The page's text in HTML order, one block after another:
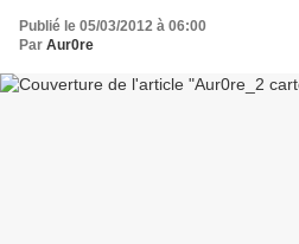
Publié le 05/03/2012 à 06:00
Par Aur0re